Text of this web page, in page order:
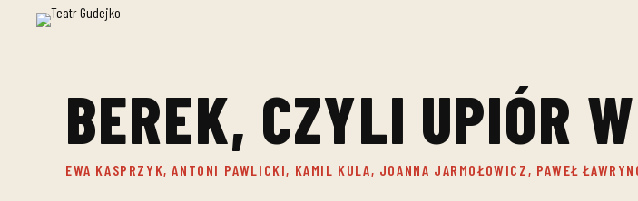
BEREK, CZYLI UPIÓR
EWA KASPRZYK, ANTONI PAWLICKI, KAMIL KULA, JOANNA JARMOŁOWICZ, PAWEŁ